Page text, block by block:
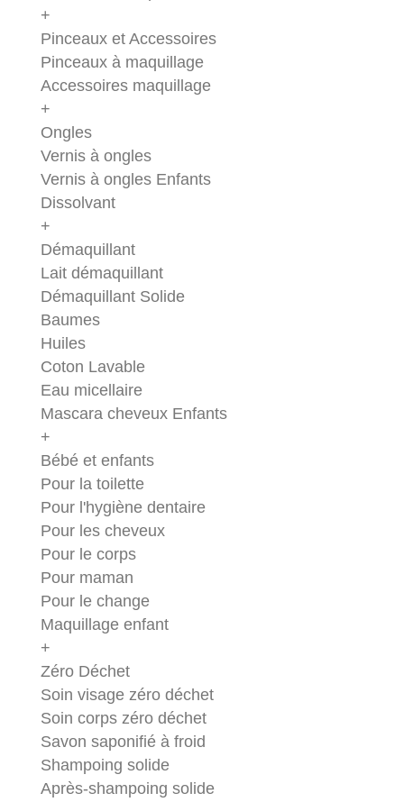
+
Pinceaux et Accessoires
Pinceaux à maquillage
Accessoires maquillage
+
Ongles
Vernis à ongles
Vernis à ongles Enfants
Dissolvant
+
Démaquillant
Lait démaquillant
Démaquillant Solide
Baumes
Huiles
Coton Lavable
Eau micellaire
Mascara cheveux Enfants
+
Bébé et enfants
Pour la toilette
Pour l'hygiène dentaire
Pour les cheveux
Pour le corps
Pour maman
Pour le change
Maquillage enfant
+
Zéro Déchet
Soin visage zéro déchet
Soin corps zéro déchet
Savon saponifié à froid
Shampoing solide
Après-shampoing solide